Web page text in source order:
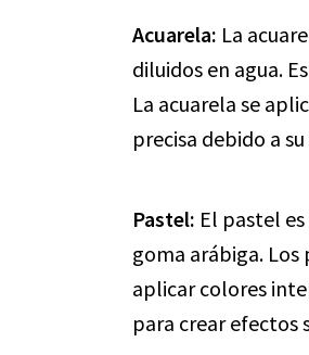
Acuarela: La
diluidos en agua.
La acuarela se
precisa debido a
Pastel: El pastel
goma arábiga.
aplicar colores
para crear efectos